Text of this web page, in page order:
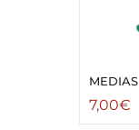
MEDIAS
7,00€